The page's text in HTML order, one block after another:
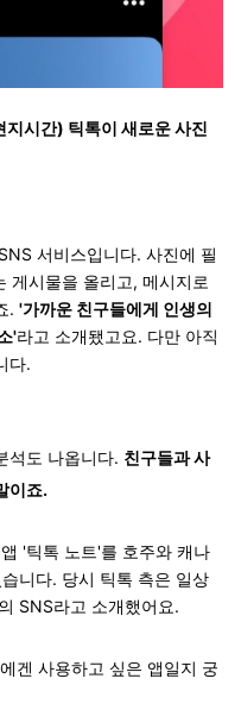
시간) 틱톡이 새로운 사진
서비스입니다. 사진에 필
게시물을 올리고, 메시지로
. '가까운 친구들에게 인생의
'라고 소개됐고요. 다만 아직
다.
석도 나옵니다. 친구들과 사
이죠.
'틱톡 노트'를 호주와 캐나
니다. 당시 틱톡 측은 일상
SNS라고 소개했어요.
겐 사용하고 싶은 앱일지 궁